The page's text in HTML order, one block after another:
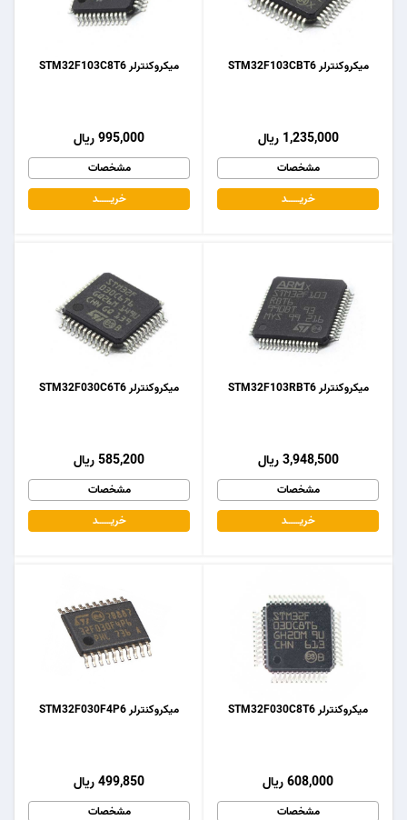
میکروکنترلر STM32F103C8T6
995,000 ریال
مشخصات
خریـــــــد
میکروکنترلر STM32F103CBT6
1,235,000 ریال
مشخصات
خریـــــــد
میکروکنترلر STM32F030C6T6
585,200 ریال
مشخصات
خریـــــــد
میکروکنترلر STM32F103RBT6
3,948,500 ریال
مشخصات
خریـــــــد
میکروکنترلر STM32F030F4P6
499,850 ریال
مشخصات
میکروکنترلر STM32F030C8T6
608,000 ریال
مشخصات